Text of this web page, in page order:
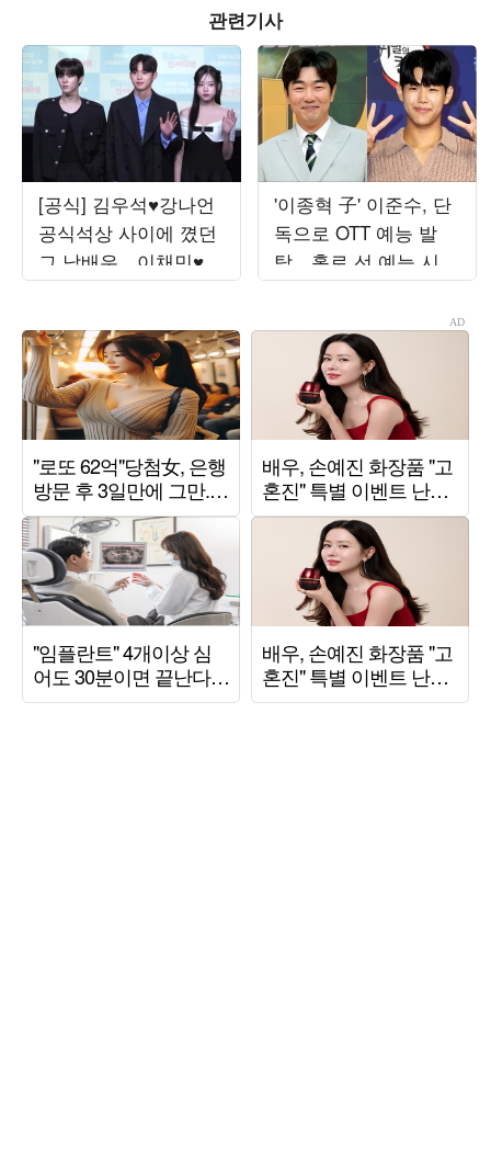
관련기사
[공식] 김우석♥강나언
공식석상 사이에 꼈던
그 남배우…이채민♥노
윤서와 호흡 ('내죽결')
'이종혁 子' 이준수, 단
독으로 OTT 예능 발
탁…홀로 선 예능 시험
대[TEN스타필드]